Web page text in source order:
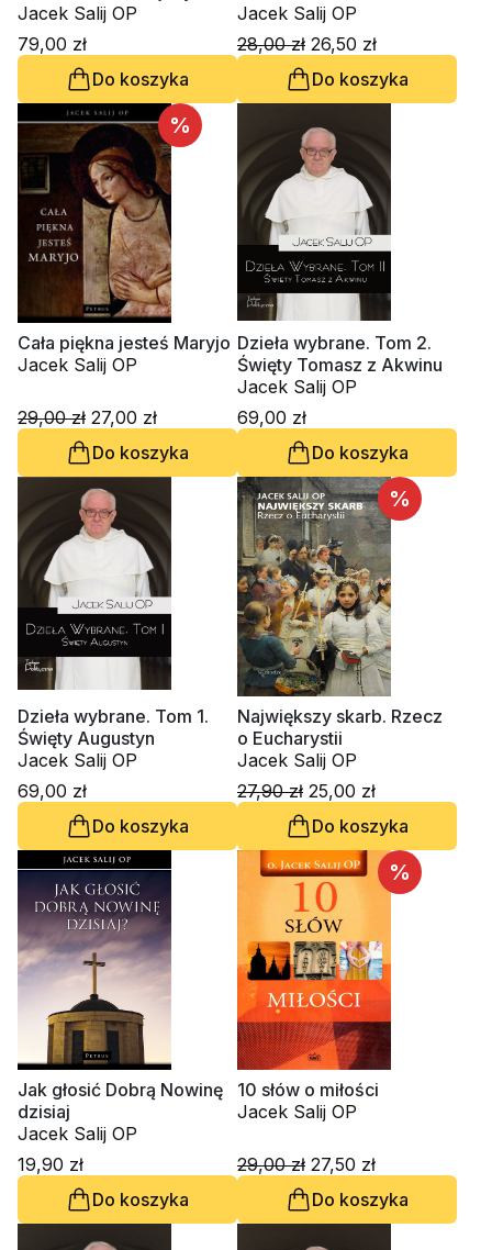
Jacek Salij OP
79,00 zł
Do koszyka
Jacek Salij OP
28,00 zł 26,50 zł
Do koszyka
%
Cała piękna jesteś Maryjo
Jacek Salij OP
29,00 zł 27,00 zł
Do koszyka
Dzieła wybrane. Tom 2.
Święty Tomasz z Akwinu
Jacek Salij OP
69,00 zł
Do koszyka
Dzieła wybrane. Tom 1.
Święty Augustyn
Jacek Salij OP
69,00 zł
Do koszyka
%
Największy skarb. Rzecz
o Eucharystii
Jacek Salij OP
27,90 zł 25,00 zł
Do koszyka
Jak głosić Dobrą Nowinę
dzisiaj
Jacek Salij OP
19,90 zł
Do koszyka
%
10 słów o miłości
Jacek Salij OP
29,00 zł 27,50 zł
Do koszyka